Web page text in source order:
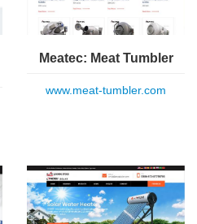
Meatec: Meat Tumbler
www.meat-tumbler.com